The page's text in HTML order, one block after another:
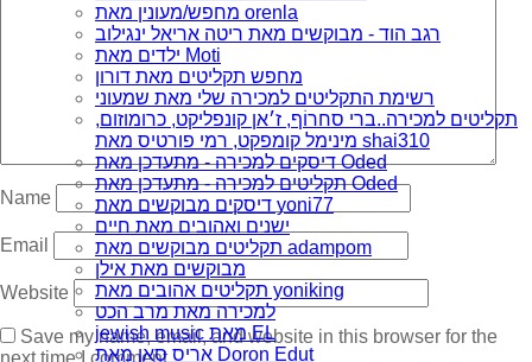
מחפש/מעונין מאת orenla
רגב הוד - מבוקשים מאת ריטה אריאל ינגילוב
ילדים מאת Moti
מחפש תקליטים מאת דורון
רשימת התקליטים למכירה שלי מאת שמעוני
תקליטים למכירה..ברי סחרוֹף, ז׳אן קונפליקט, כרומוזום,
מינימל קומפקט, רמי פורטיס מאת shai310
דיסקים למכירה - מתעדכן מאת Oded
תקליטים למכירה - מתעדכן מאת Oded
דיסקים מבוקשים מאת yoni77
ישנים ואהובים מאת חיים
תקליטים מבוקשים מאת adampom
מבוקשים מאת אילן
תקליטים אהובים מאת yoniking
למכירה מאת מרב הכט
jewish music מאת EL
אריס סאן מאת Doron Edut
Name
Email
Website
Save my name, email, and website in this browser for the
next time I comment.